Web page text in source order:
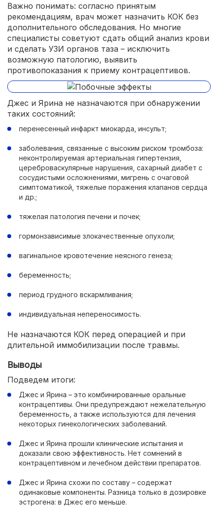
Важно понимать: согласно принятым
рекомендациям, врач может назначить КОК без
дополнительного обследования. Но многие
специалисты советуют сдать общий анализ крови
и сделать УЗИ органов таза – исключить
возможную патологию, выявить
противопоказания к приему контрацептивов.
Джес и Ярина не назначаются при обнаружении
таких состояний:
перенесенный инфаркт миокарда, инсульт;
заболевания, связанные с высоким риском тромбоза:
неконтролируемая артериальная гипертензия,
цереброваскулярные нарушения, сахарный диабет с
сосудистыми осложнениями, мигрень с очаговой
симптоматикой, тяжелые поражения клапанов сердца
и др.;
тяжелая патология печени и почек;
гормонзависимые злокачественные опухоли;
вагинальное кровотечение неясного генеза;
беременность;
период грудного вскармливания;
индивидуальная непереносимость.
Не назначаются КОК перед операцией и при
длительной иммобилизации после травмы.
Выводы
Подведем итоги:
Джес и Ярина – это комбинированные оральные
контрацептивы. Они предупреждают нежелательную
беременность, а также используются для лечения
некоторых гинекологических заболеваний.
Джес и Ярина прошли клинические испытания и
доказали свою эффективность. Нет сомнений в
контрацептивном и лечебном действии препаратов.
Джес и Ярина схожи по составу – содержат
одинаковые компоненты. Разница только в дозировке
эстрогена: в Джес его меньше.